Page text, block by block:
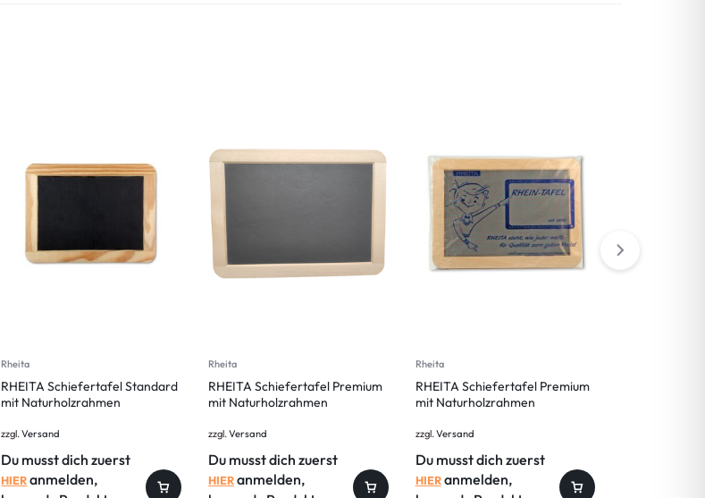
Rheita
RHEITA Schiefertafel Standard
mit Naturholzrahmen
zzgl.Versand
Du musst dich zuerst
HIERanmelden,
Rheita
RHEITA Schiefertafel Premium
mit Naturholzrahmen
zzgl.Versand
Du musst dich zuerst
HIERanmelden,
Rheita
RHEITA Schiefertafel Premium
mit Naturholzrahmen
zzgl.Versand
Du musst dich zuerst
HIERanmelden,